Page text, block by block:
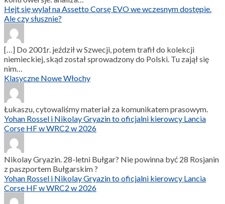
Hejt się wylał na Assetto Corsę EVO we wczesnym dostępie.
Ale czy słusznie?
[…] Do 2001r. jeździł w Szwecji, potem trafił do kolekcji
niemieckiej, skąd został sprowadzony do Polski. Tu zajął się
nim…
Klasyczne Nowe Włochy
Łukaszu, cytowaliśmy materiał za komunikatem prasowym.
Yohan Rossel i Nikolay Gryazin to oficjalni kierowcy Lancia
Corse HF w WRC2 w 2026
Nikolay Gryazin. 28-letni Bułgar? Nie powinna być 28 Rosjanin
z paszportem Bułgarskim ?
Yohan Rossel i Nikolay Gryazin to oficjalni kierowcy Lancia
Corse HF w WRC2 w 2026